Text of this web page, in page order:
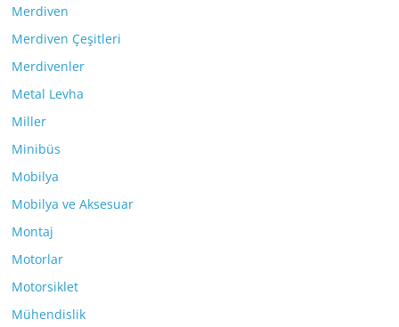
Merdiven
Merdiven Çeşitleri
Merdivenler
Metal Levha
Miller
Minibüs
Mobilya
Mobilya ve Aksesuar
Montaj
Motorlar
Motorsiklet
Mühendislik